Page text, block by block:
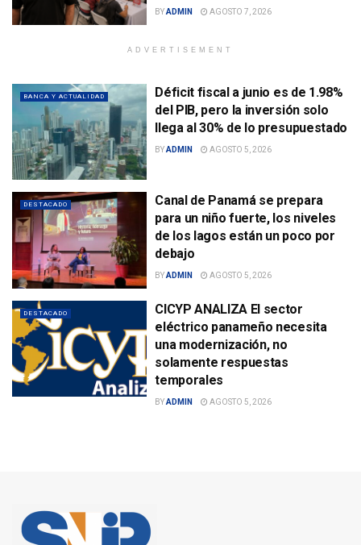
BYADMIN AGOSTO 7, 2026
ADVERTISEMENT
BANCA Y ACTUALIDAD
Déficit fiscal a junio es de 1.98%
del PIB, pero la inversión solo
llega al 30% de lo presupuestado
BYADMIN AGOSTO 5, 2026
DESTACADO
Canal de Panamá se prepara
para un niño fuerte, los niveles
de los lagos están un poco por
debajo
BYADMIN AGOSTO 5, 2026
DESTACADO
CICYP ANALIZA El sector
eléctrico panameño necesita
una modernización, no
solamente respuestas
temporales
BYADMIN AGOSTO 5, 2026